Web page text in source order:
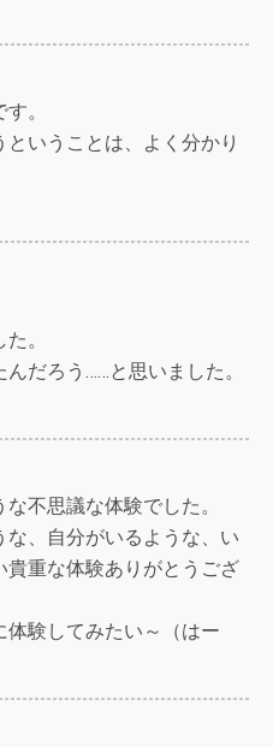
。
いうことは、よく分かり
。
だろう……と思いました。
不思議な体験でした。
、自分がいるような、い
重な体験ありがとうござ
体験してみたい～（はー